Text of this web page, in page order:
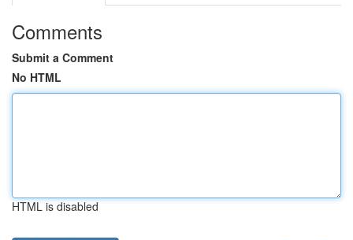
Comments
Submit a Comment
No HTML
HTML is disabled